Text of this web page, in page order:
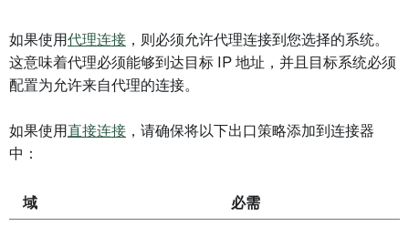
如果使用代理连接 ，则必须允许代理连接到您选择的系统。
这意味着代理必须能够到达目标 IP 地址，并且目标系统必须
配置为允许来自代理的连接。
如果使用 直接连接 ，请确保将以下出口策略添加到连接器
中：
域 必需